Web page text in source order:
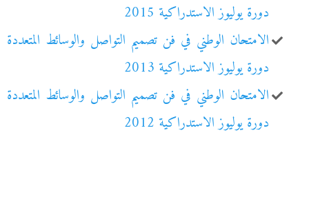
دورة يوليوز الاستدراكية 2015
الامتحان الوطني في فن تصميم التواصل والوسائط المتعددة
دورة يوليوز الاستدراكية 2013
الامتحان الوطني في فن تصميم التواصل والوسائط المتعددة
دورة يوليوز الاستدراكية 2012